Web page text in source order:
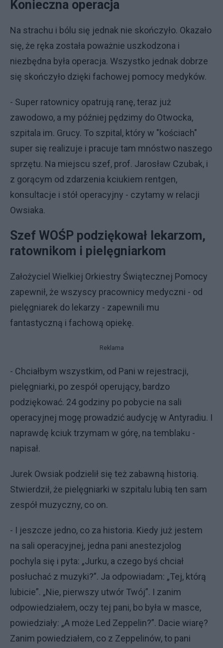
Konieczna operacja
Na strachu i bólu się jednak nie skończyło. Okazało
się, że ręka została poważnie uszkodzona i
niezbędna była operacja. Wszystko jednak dobrze
się skończyło dzięki fachowej pomocy medyków.
- Super ratownicy opatrują ranę, teraz już
zawodowo, a my później pędzimy do Otwocka,
szpitala im. Grucy. To szpital, który w "kościach"
super się realizuje i pracuje tam mnóstwo naszego
sprzętu. Na miejscu szef, prof. Jarosław Czubak, i
z gorącym od zdarzenia kciukiem rentgen,
konsultacje i stół operacyjny - czytamy w relacji
Owsiaka.
Szef WOŚP podziękował lekarzom,
ratownikom i pielęgniarkom
Założyciel Wielkiej Orkiestry Świątecznej Pomocy
zapewnił, że wszyscy pracownicy medyczni - od
pielęgniarek do lekarzy - zapewnili mu
fantastyczną i fachową opiekę.
Reklama
- Chciałbym wszystkim, od Pani w rejestracji,
pielęgniarki, po zespół operujący, bardzo
podziękować. 24 godziny po pobycie na sali
operacyjnej mogę prowadzić audycję w Antyradiu. I
naprawdę kciuk trzymam w górę, na temblaku -
napisał.
Jurek Owsiak podzielił się też zabawną historią.
Stwierdził, że pielęgniarki w szpitalu lubią ten sam
zespół muzyczny, co on.
- I jeszcze jedno, co za historia. Kiedy już jestem
na sali operacyjnej, jedna pani anestezjolog
pochyla się i pyta: „Jurku, a czego byś chciał
posłuchać z muzyki?”. Ja odpowiadam: „Tej, którą
lubicie”. „Nie, pierwszy utwór Twój”. I zanim
odpowiedziałem, oczy tej pani, bo była w masce,
powiedziały: „A może Led Zeppelin?”. Dacie wiarę?
Zanim powiedziałem, co z Zeppelinów, to pani